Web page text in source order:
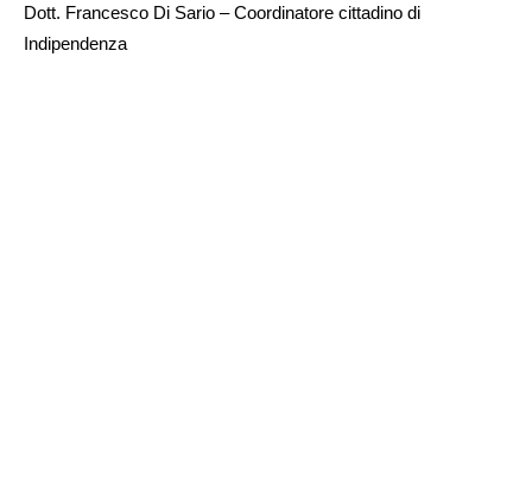
Dott. Francesco Di Sario – Coordinatore cittadino di
Indipendenza